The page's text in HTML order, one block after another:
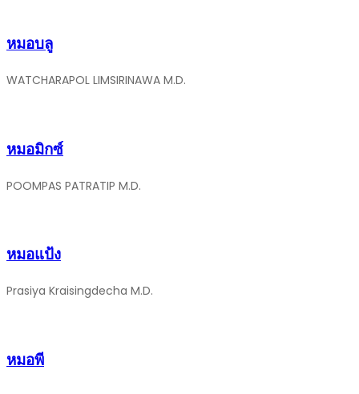
หมอบลู
WATCHARAPOL LIMSIRINAWA M.D.
หมอมิกซ์
POOMPAS PATRATIP M.D.
หมอแป้ง
Prasiya Kraisingdecha M.D.
หมอพี